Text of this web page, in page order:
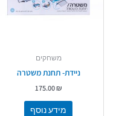
משחקים
ניידת- תחנת משטרה
175.00₪
מידע נוסף